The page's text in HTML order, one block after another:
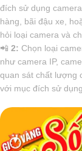
đích sử dụng
hàng, bãi đậu xe,
hỏi loại camera và
📲 2: Chọn loại
như camera IP,
quan sát chất lượng
với mục đích sử